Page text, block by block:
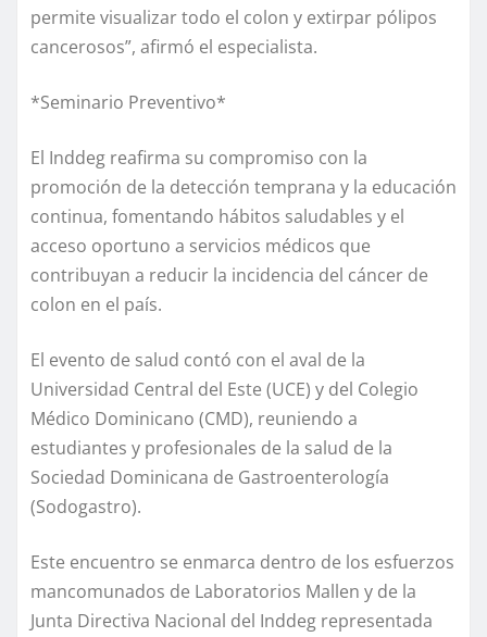
permite visualizar todo el colon y extirpar pólipos
cancerosos”, afirmó el especialista.
*Seminario Preventivo*
El Inddeg reafirma su compromiso con la
promoción de la detección temprana y la educación
continua, fomentando hábitos saludables y el
acceso oportuno a servicios médicos que
contribuyan a reducir la incidencia del cáncer de
colon en el país.
El evento de salud contó con el aval de la
Universidad Central del Este (UCE) y del Colegio
Médico Dominicano (CMD), reuniendo a
estudiantes y profesionales de la salud de la
Sociedad Dominicana de Gastroenterología
(Sodogastro).
Este encuentro se enmarca dentro de los esfuerzos
mancomunados de Laboratorios Mallen y de la
Junta Directiva Nacional del Inddeg representada